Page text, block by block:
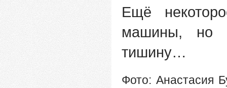
Ещё
машины, но
тишину…
Фото: Анастасия